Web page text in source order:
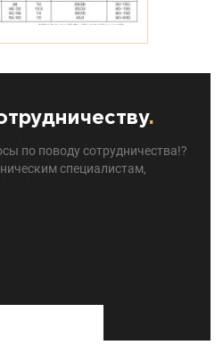
.
по поводу сотрудничества!?
специалистам,